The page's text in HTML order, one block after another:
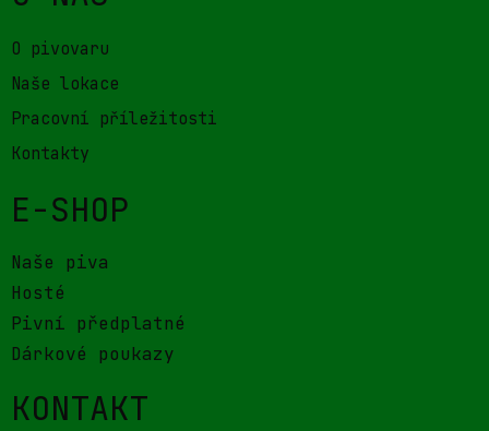
O pivovaru
Naše lokace
Pracovní příležitosti
Kontakty
E-SHOP
Naše piva
Hosté
Pivní předplatné
Dárkové poukazy
KONTAKT